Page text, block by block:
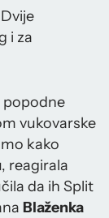
i za
popodne
vukovarske
kako
reagirala
da ih Split
Blaženka